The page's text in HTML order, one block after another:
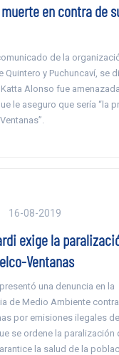
en contra de
de la
Quintero y Puchuncaví, se
Alonso fue
le aseguro que sería “la
16-08-2019
exige la
Ventanas
una denuncia en la
de Medio Ambiente
por emisiones ilegales
se ordene la paralización
la salud de la